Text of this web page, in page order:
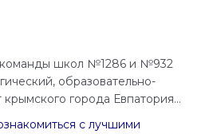
команды школ №1286 и №932
образовательно-
города Евпатория…
с лучшими